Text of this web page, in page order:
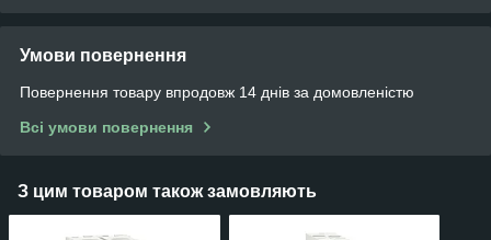
Умови повернення
Повернення товару впродовж 14 днів за домовленістю
Всі умови повернення
З цим товаром також замовляють